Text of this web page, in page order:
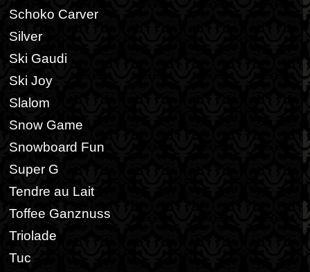
Schoko Carver
Silver
Ski Gaudi
Ski Joy
Slalom
Snow Game
Snowboard Fun
Super G
Tendre au Lait
Toffee Ganznuss
Triolade
Tuc